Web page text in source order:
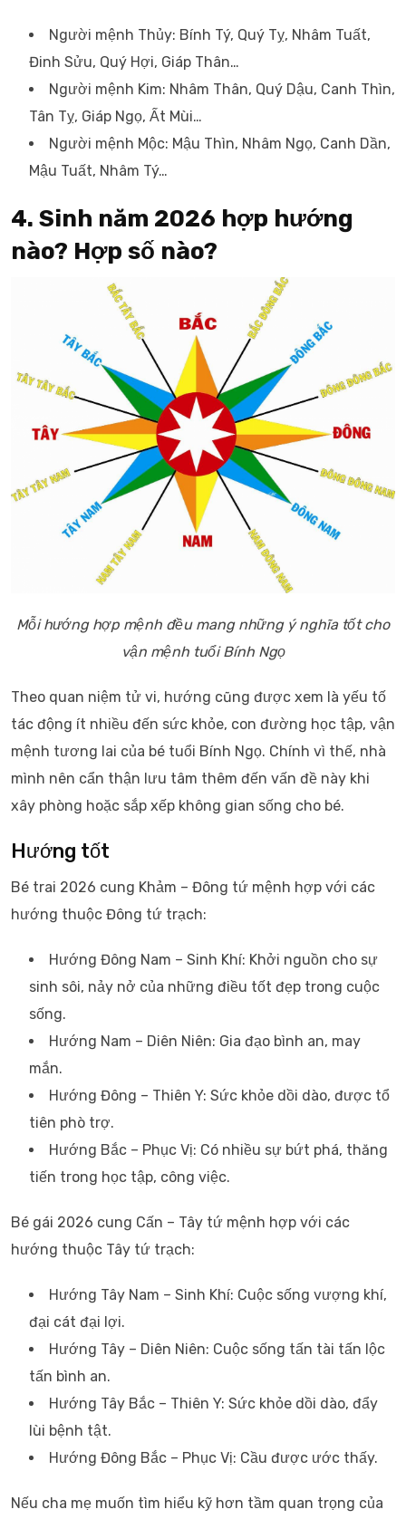
Người mệnh Thủy: Bính Tý, Quý Tỵ, Nhâm Tuất,
Đinh Sửu, Quý Hợi, Giáp Thân…
Người mệnh Kim: Nhâm Thân, Quý Dậu, Canh Thìn,
Tân Tỵ, Giáp Ngọ, Ất Mùi…
Người mệnh Mộc: Mậu Thìn, Nhâm Ngọ, Canh Dần,
Mậu Tuất, Nhâm Tý…
4. Sinh năm 2026 hợp hướng
nào? Hợp số nào?
Mỗi hướng hợp mệnh đều mang những ý nghĩa tốt cho
vận mệnh tuổi Bính Ngọ
Theo quan niệm tử vi, hướng cũng được xem là yếu tố
tác động ít nhiều đến sức khỏe, con đường học tập, vận
mệnh tương lai của bé tuổi Bính Ngọ. Chính vì thế, nhà
mình nên cẩn thận lưu tâm thêm đến vấn đề này khi
xây phòng hoặc sắp xếp không gian sống cho bé.
Hướng tốt
Bé trai 2026 cung Khảm – Đông tứ mệnh hợp với các
hướng thuộc Đông tứ trạch:
Hướng Đông Nam – Sinh Khí: Khởi nguồn cho sự
sinh sôi, nảy nở của những điều tốt đẹp trong cuộc
sống.
Hướng Nam – Diên Niên: Gia đạo bình an, may
mắn.
Hướng Đông – Thiên Y: Sức khỏe dồi dào, được tổ
tiên phò trợ.
Hướng Bắc – Phục Vị: Có nhiều sự bứt phá, thăng
tiến trong học tập, công việc.
Bé gái 2026 cung Cấn – Tây tứ mệnh hợp với các
hướng thuộc Tây tứ trạch:
Hướng Tây Nam – Sinh Khí: Cuộc sống vượng khí,
đại cát đại lợi.
Hướng Tây – Diên Niên: Cuộc sống tấn tài tấn lộc
tấn bình an.
Hướng Tây Bắc – Thiên Y: Sức khỏe dồi dào, đẩy
lùi bệnh tật.
Hướng Đông Bắc – Phục Vị: Cầu được ước thấy.
Nếu cha mẹ muốn tìm hiểu kỹ hơn tầm quan trọng của